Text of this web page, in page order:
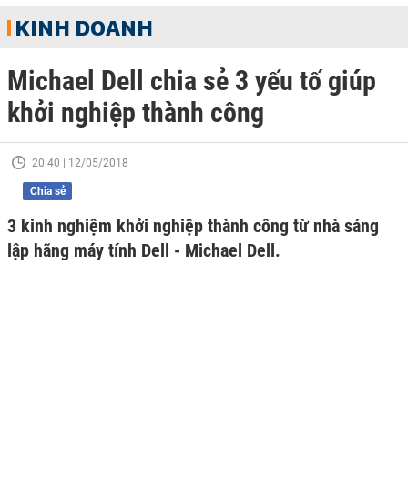
KINH DOANH
Michael Dell chia sẻ 3 yếu tố giúp
khởi nghiệp thành công
20:40 | 12/05/2018
Chia sẻ
3 kinh nghiệm khởi nghiệp thành công từ nhà sáng
lập hãng máy tính Dell - Michael Dell.